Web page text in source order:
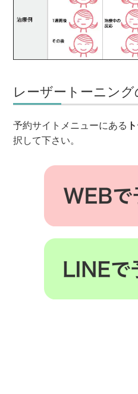
レーザートーニン
予約サイトメニューにある
択して下さい。